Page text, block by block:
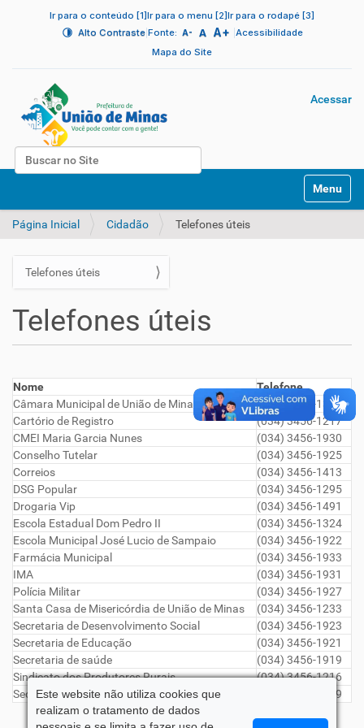
Ir para o conteúdo [1]Ir para o menu [2]Ir para o rodapé [3]
Alto Contraste| Fonte: A- A A+ Acessibilidade
Mapa do Site
Busca
Acessar
v
Toggle
Página Inicial Cidadão Telefones úteis
N
v
a
ç
ã
o
Telefones úteis
Telefones úteis
Nome
Telefone
Câmara Municipal de União de Minas
(034) 3456-1366
Cartório de Registro
(034) 3456-1217
CMEI Maria Garcia Nunes
(034) 3456-1930
Conselho Tutelar
(034) 3456-1925
Correios
(034) 3456-1413
DSG Popular
(034) 3456-1295
Drogaria Vip
(034) 3456-1491
Escola Estadual Dom Pedro II
(034) 3456-1324
Escola Municipal José Lucio de Sampaio
(034) 3456-1922
Farmácia Municipal
(034) 3456-1933
IMA
(034) 3456-1931
Polícia Militar
(034) 3456-1927
Santa Casa de Misericórdia de União de Minas
(034) 3456-1233
Secretaria de Desenvolvimento Social
(034) 3456-1923
Secretaria de Educação
(034) 3456-1921
Secretaria de saúde
(034) 3456-1919
Sindicato dos Produtores Rurais
(034) 3456-1216
Secretaria Municipal de Cultura
(034) 3456-1929
Este website não utiliza cookies que
realizam o tratamento de dados